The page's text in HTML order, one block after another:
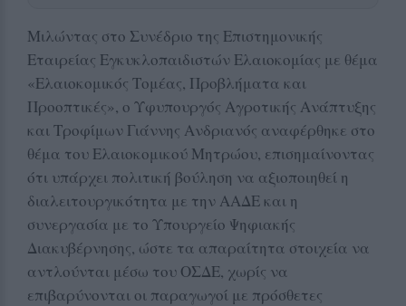
Μιλώντας στο Συνέδριο της Επιστημονικής
Εταιρείας Εγκυκλοπαιδιστών Ελαιοκομίας με θέμα
«Ελαιοκομικός Τομέας, Προβλήματα και
Προοπτικές», ο Υφυπουργός Αγροτικής Ανάπτυξης
και Τροφίμων Γιάννης Ανδριανός αναφέρθηκε στο
θέμα του Ελαιοκομικού Μητρώου, επισημαίνοντας
ότι υπάρχει πολιτική βούληση να αξιοποιηθεί η
διαλειτουργικότητα με την ΑΑΔΕ και η
συνεργασία με το Υπουργείο Ψηφιακής
Διακυβέρνησης, ώστε τα απαραίτητα στοιχεία να
αντλούνται μέσω του ΟΣΔΕ, χωρίς να
επιβαρύνονται οι παραγωγοί με πρόσθετες